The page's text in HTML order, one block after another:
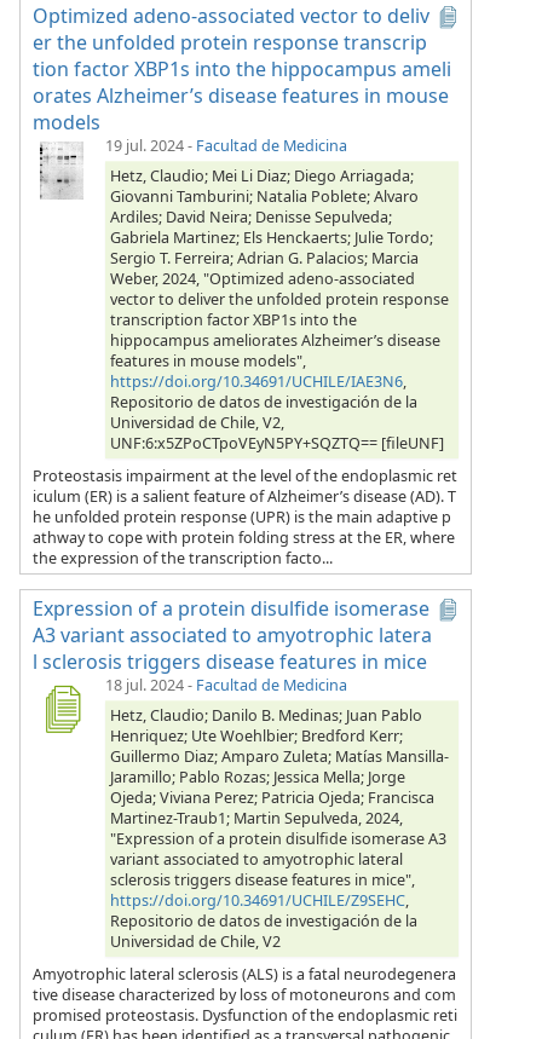
Optimized adeno-associated vector to deliv
er the unfolded protein response transcrip
tion factor XBP1s into the hippocampus ameli
orates Alzheimer’s disease features in mouse
models
19 jul. 2024- Facultad de Medicina
Hetz, Claudio; Mei Li Diaz; Diego Arriagada;
Giovanni Tamburini; Natalia Poblete; Alvaro
Ardiles; David Neira; Denisse Sepulveda;
Gabriela Martinez; Els Henckaerts; Julie Tordo;
Sergio T. Ferreira; Adrian G. Palacios; Marcia
Weber, 2024, "Optimized adeno-associated
vector to deliver the unfolded protein response
transcription factor XBP1s into the
hippocampus ameliorates Alzheimer’s disease
features in mouse models",
https://doi.org/10.34691/UCHILE/IAE3N6,
Repositorio de datos de investigación de la
Universidad de Chile, V2,
UNF:6:x5ZPoCTpoVEyN5PY+SQZTQ== [fileUNF]
Proteostasis impairment at the level of the endoplasmic ret
iculum (ER) is a salient feature of Alzheimer’s disease (AD). T
he unfolded protein response (UPR) is the main adaptive p
athway to cope with protein folding stress at the ER, where
the expression of the transcription facto...
Expression of a protein disulfide isomerase
A3 variant associated to amyotrophic latera
l sclerosis triggers disease features in mice
18 jul. 2024- Facultad de Medicina
Hetz, Claudio; Danilo B. Medinas; Juan Pablo
Henriquez; Ute Woehlbier; Bredford Kerr;
Guillermo Diaz; Amparo Zuleta; Matías Mansilla-
Jaramillo; Pablo Rozas; Jessica Mella; Jorge
Ojeda; Viviana Perez; Patricia Ojeda; Francisca
Martinez-Traub1; Martin Sepulveda, 2024,
"Expression of a protein disulfide isomerase A3
variant associated to amyotrophic lateral
sclerosis triggers disease features in mice",
https://doi.org/10.34691/UCHILE/Z9SEHC,
Repositorio de datos de investigación de la
Universidad de Chile, V2
Amyotrophic lateral sclerosis (ALS) is a fatal neurodegenera
tive disease characterized by loss of motoneurons and com
promised proteostasis. Dysfunction of the endoplasmic reti